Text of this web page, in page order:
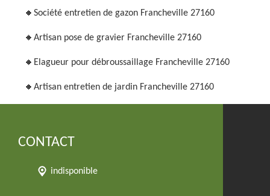
Société entretien de gazon Francheville 27160
Artisan pose de gravier Francheville 27160
Elagueur pour débroussaillage Francheville 27160
Artisan entretien de jardin Francheville 27160
CONTACT
indisponible